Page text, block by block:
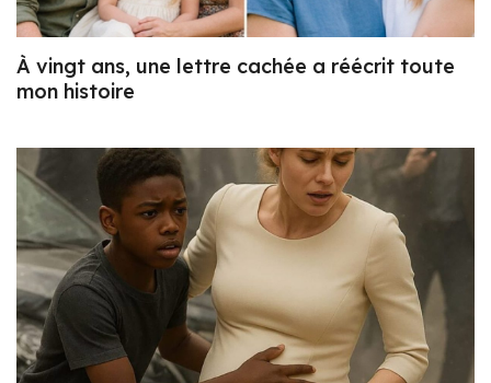
À vingt ans, une lettre cachée a réécrit toute
mon histoire